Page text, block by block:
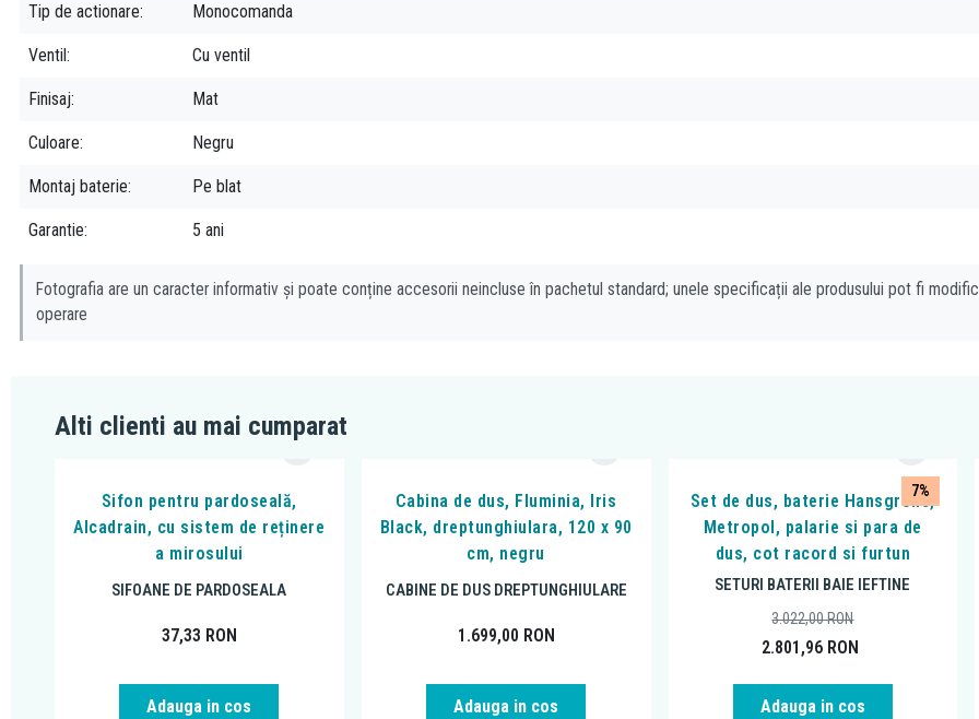
Tip de actionare Monocomanda
Ventil Cu ventil
Finisaj Mat
Culoare Negru
Montaj baterie Pe blat
Garantie 5 ani
Fotografia are un caracter informativ și poate conține accesorii neincluse în pachetul standard; unele specificații ale produsului pot fi
operare
Alti clienti au mai cumparat
Sifon pentru pardoseală,
Alcadrain, cu sistem de reținere
a mirosului
SIFOANE DE PARDOSEALA
37,33 RON
Adauga in cos
Cabina de dus, Fluminia, Iris
Black, dreptunghiulara, 120 x 90
cm, negru
CABINE DE DUS DREPTUNGHIULARE
1.699,00 RON
Adauga in cos
7%
Set de dus, baterie Hansgrohe,
Metropol, palarie si para de
dus, cot racord si furtun
SETURI BATERII BAIE IEFTINE
2.801,96 RON
3.022,00RON
Adauga in cos